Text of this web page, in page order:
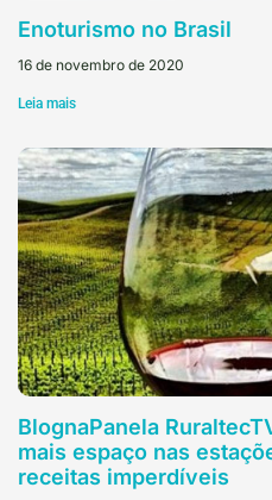
Enoturismo no Brasil
16 de novembro de 2020
Leia mais
BlognaPanela
mais espaço nas
receitas imperdíveis